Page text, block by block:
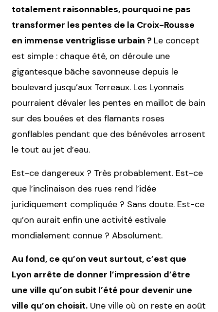
totalement raisonnables, pourquoi ne pas
transformer les pentes de la Croix-Rousse
en immense ventriglisse urbain ? Le concept
est simple : chaque été, on déroule une
gigantesque bâche savonneuse depuis le
boulevard jusqu’aux Terreaux. Les Lyonnais
pourraient dévaler les pentes en maillot de bain
sur des bouées et des flamants roses
gonflables pendant que des bénévoles arrosent
le tout au jet d’eau.
Est-ce dangereux ? Très probablement. Est-ce
que l’inclinaison des rues rend l’idée
juridiquement compliquée ? Sans doute. Est-ce
qu’on aurait enfin une activité estivale
mondialement connue ? Absolument.
Au fond, ce qu’on veut surtout, c’est que
Lyon arrête de donner l’impression d’être
une ville qu’on subit l’été pour devenir une
ville qu’on choisit. Une ville où on reste en août